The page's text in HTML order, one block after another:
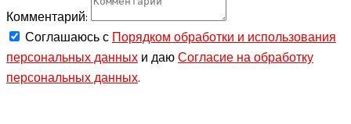
Комментарий:
Соглашаюсь сПорядком обработки и использования
персональных данныхи даюСогласие на обработку
персональных данных.